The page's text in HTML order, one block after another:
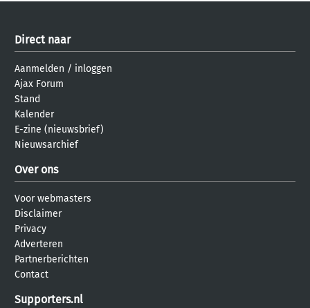
Direct naar
Aanmelden / inloggen
Ajax Forum
Stand
Kalender
E-zine (nieuwsbrief)
Nieuwsarchief
Over ons
Voor webmasters
Disclaimer
Privacy
Adverteren
Partnerberichten
Contact
Supporters.nl